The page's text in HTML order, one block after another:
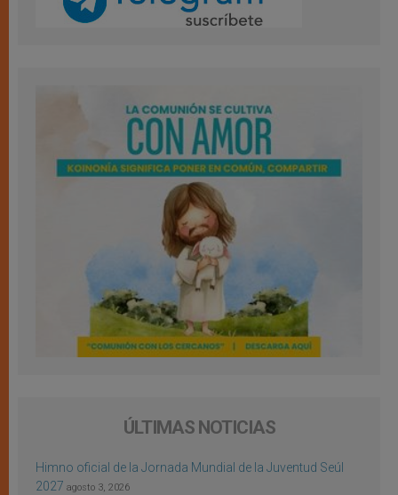
ÚLTIMAS NOTICIAS
Himno oficial de la Jornada Mundial de la Juventud Seúl
2027 agosto 3, 2026